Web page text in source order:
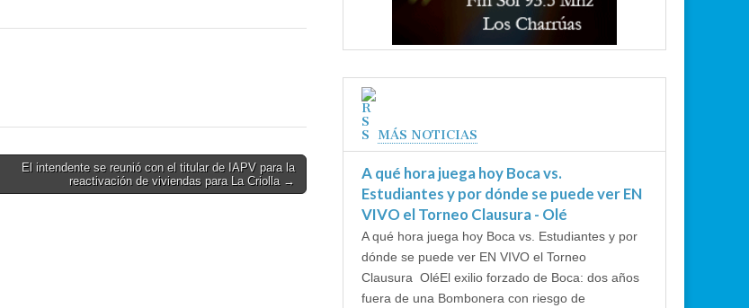
El intendente se reunió con el titular de IAPV para la
reactivación de viviendas para La Criolla →
MÁS NOTICIAS
A qué hora juega hoy Boca vs.
Estudiantes y por dónde se puede ver EN
VIVO el Torneo Clausura - Olé
A qué hora juega hoy Boca vs. Estudiantes y por
dónde se puede ver EN VIVO el Torneo
Clausura OléEl exilio forzado de Boca: dos años
fuera de una Bombonera con riesgo de